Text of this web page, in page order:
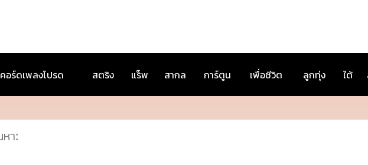
คอร์ดเพลงโปรด สตริง แร็พ สากล การ์ตูน เพื่อชีวิต ลูกทุ่ง ใต้